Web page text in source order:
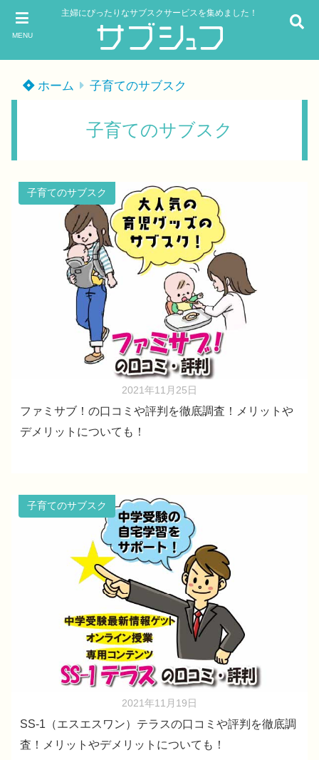
MENU
主婦にぴったりなサブスクサービスを集めました！
ホーム 子育てのサブスク
子育てのサブスク
子育てのサブスク
2021年11月25日
ファミサブ！の口コミや評判を徹底調査！メリットや
デメリットについても！
子育てのサブスク
2021年11月19日
SS-1（エスエスワン）テラスの口コミや評判を徹底調
査！メリットやデメリットについても！